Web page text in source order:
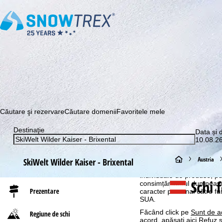
Pentru a optimiza site-ul
GmbH, le împărtășim și
consimțământul
caracter personal către
SUA.
Făcând click pe Sunt de
acord, apăsaţi aici Refuz
Abonaţi-vă la newsletter-ul nostru și aflați printre primii
Căutare şi rezervareCăutare domeniiFavoritele mele
Destinaţie
Data și
SkiWelt Wilder Kaiser - Brixental
Prezentare
Regiune de schi
A
c
s
Austria
Schi